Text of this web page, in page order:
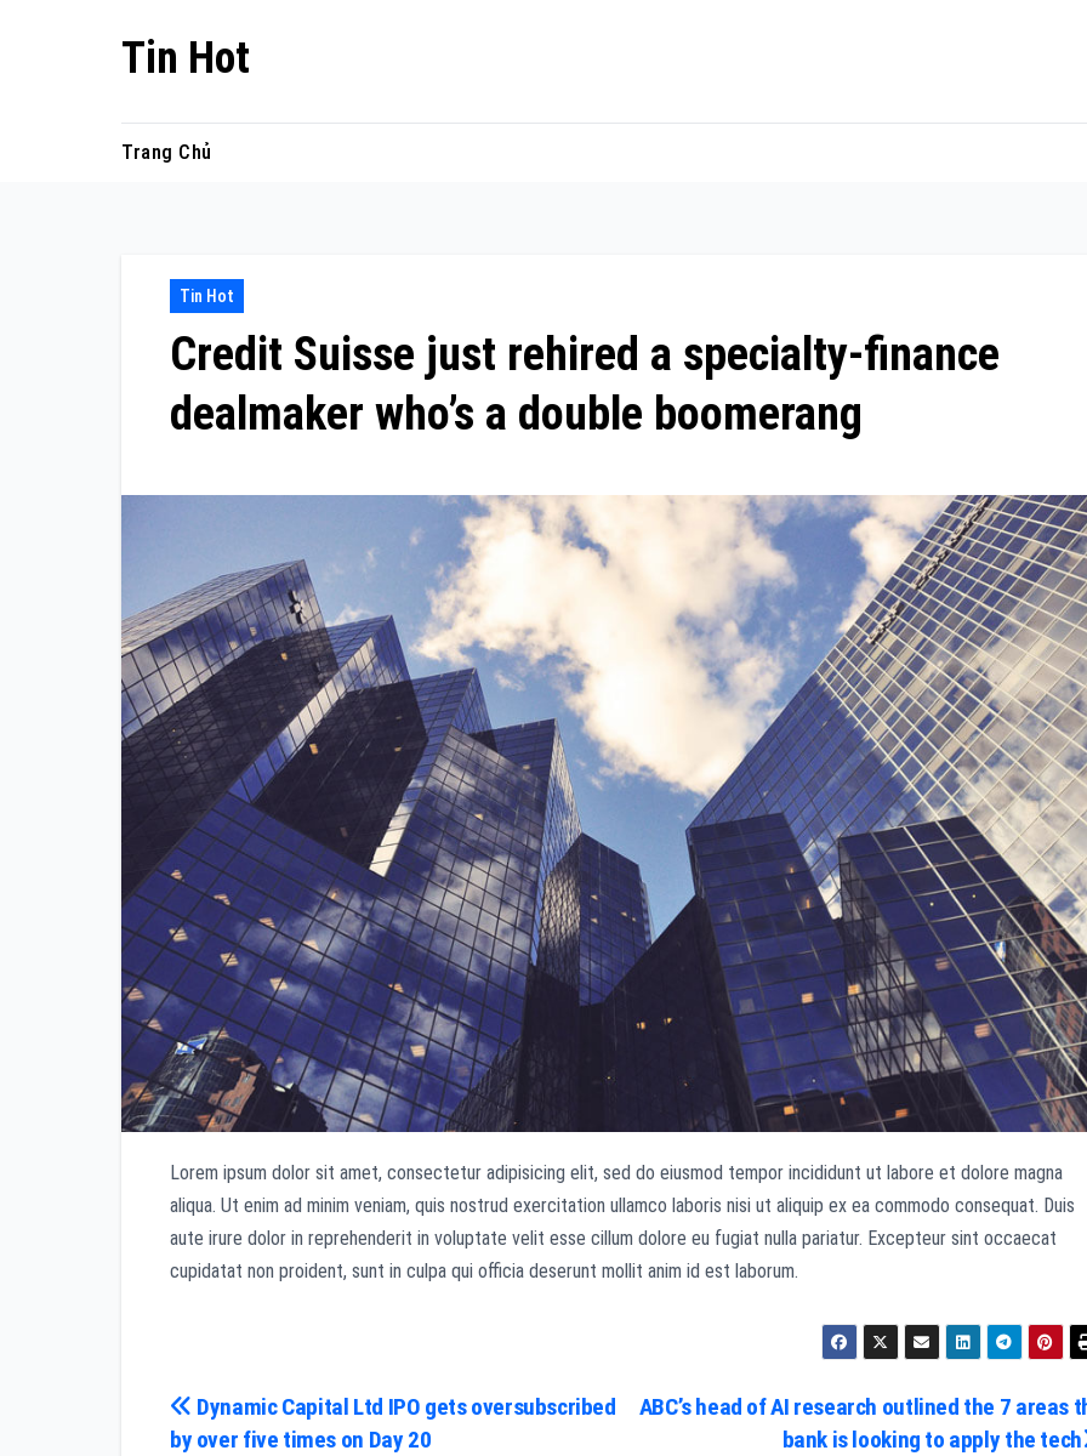
Tin Hot
Trang Chủ
Tin Hot
Credit Suisse just rehired a specialty-finance
dealmaker who’s a double boomerang
Lorem ipsum dolor sit amet, consectetur adipisicing elit, sed do eiusmod tempor incididunt ut labore et dolore magna
aliqua. Ut enim ad minim veniam, quis nostrud exercitation ullamco laboris nisi ut aliquip ex ea commodo consequat. Duis
aute irure dolor in reprehenderit in voluptate velit esse cillum dolore eu fugiat nulla pariatur. Excepteur sint occaecat
cupidatat non proident, sunt in culpa qui officia deserunt mollit anim id est laborum.
Điều
ABC’s head of AI research outlined the 7 areas
bank is looking to apply the tech
Dynamic Capital Ltd IPO gets oversubscribed
by over five times on Day 20